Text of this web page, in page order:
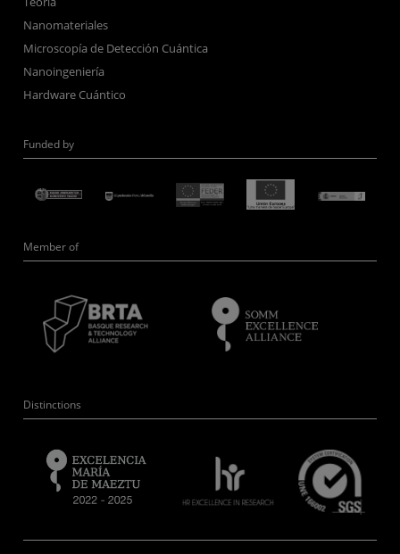
Nanomateriales
Microscopía de Detección Cuántica
Nanoingeniería
Hardware Cuántico
Funded by
Member of
Distinctions